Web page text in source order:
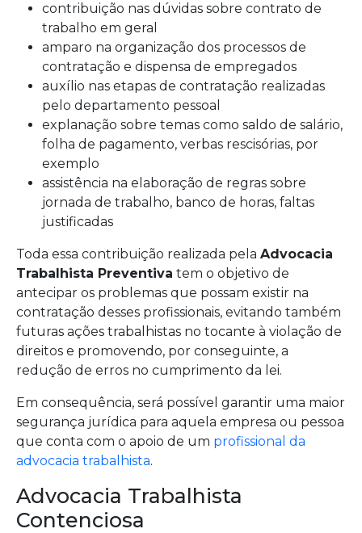
contribuição nas dúvidas sobre contrato de
trabalho em geral
amparo na organização dos processos de
contratação e dispensa de empregados
auxílio nas etapas de contratação realizadas
pelo departamento pessoal
explanação sobre temas como saldo de salário,
folha de pagamento, verbas rescisórias, por
exemplo
assistência na elaboração de regras sobre
jornada de trabalho, banco de horas, faltas
justificadas
Toda essa contribuição realizada pela Advocacia
Trabalhista Preventiva tem o objetivo de
antecipar os problemas que possam existir na
contratação desses profissionais, evitando também
futuras ações trabalhistas no tocante à violação de
direitos e promovendo, por conseguinte, a
redução de erros no cumprimento da lei.
Em consequência, será possível garantir uma maior
segurança jurídica para aquela empresa ou pessoa
que conta com o apoio de um profissional da
advocacia trabalhista.
Advocacia Trabalhista
Contenciosa